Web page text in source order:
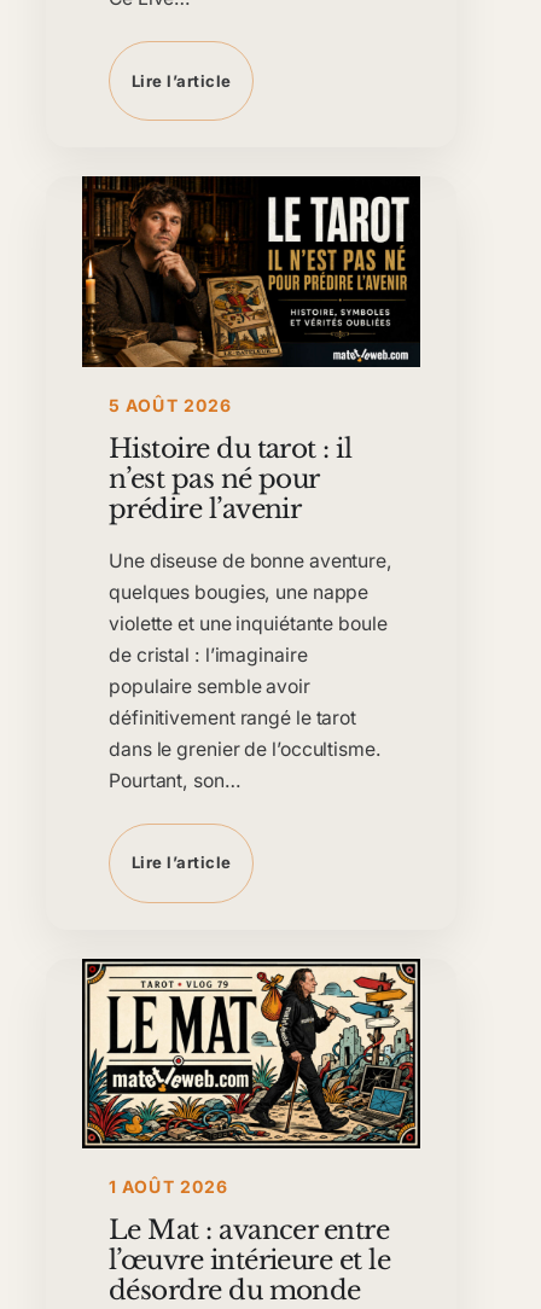
Lire l’article
5 AOÛT 2026
Histoire du tarot : il
n’est pas né pour
prédire l’avenir
Une diseuse de bonne aventure,
quelques bougies, une nappe
violette et une inquiétante boule
de cristal : l’imaginaire
populaire semble avoir
définitivement rangé le tarot
dans le grenier de l’occultisme.
Pourtant, son…
Lire l’article
1 AOÛT 2026
Le Mat : avancer entre
l’œuvre intérieure et le
désordre du monde